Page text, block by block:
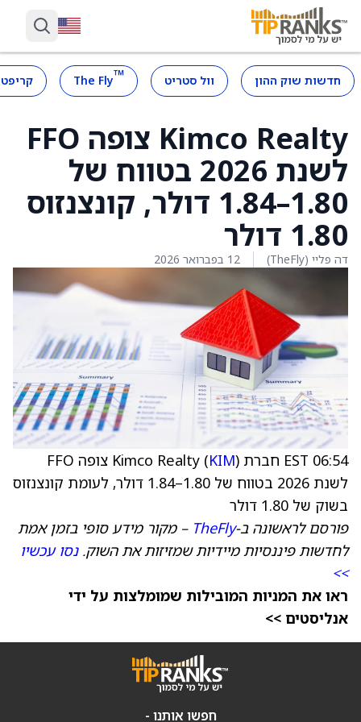
חדשות שוק ההון וול סטריט ™
The Fly
Kimco Realty צופה FFO
לשנת 2026 בטווח של
1.80–1.84 דולר, קונצנזוס
1.80 דולר
דה פליי (TheFly) 12 בפברואר 2026
06:54 EST חברת Kimco Realty ( KIM
) צופה FFO
לשנת 2026 בטווח של 1.80–1.84 דולר, לעומת קונצנזוס
בשוק של 1.80 דולר
פורסם לראשונה ב-TheFly – מקור מידע סופי בזמן אמת
לחדשות פיננסיות מיידיות שמזיזות את השוק.נסו עכשיו
>>
ראו את המניות המובילות שמומלצות על ידי
אנליסטים >>
חפשו אותנו -